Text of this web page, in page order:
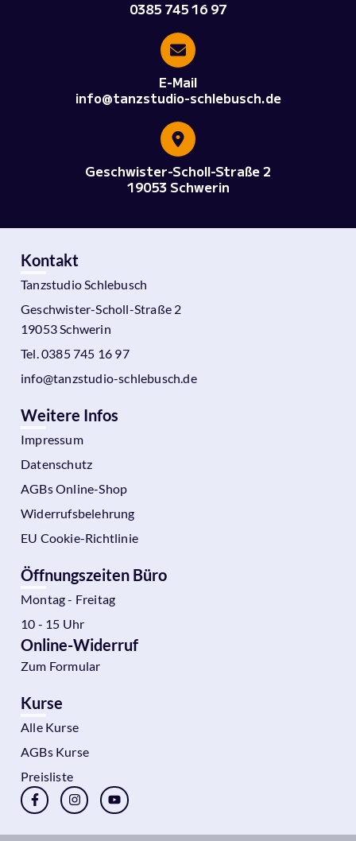
0385 745 16 97
E-Mail
info@tanzstudio-schlebusch.de
Geschwister-Scholl-Straße 2
19053 Schwerin
Kontakt
Tanzstudio Schlebusch
Geschwister-Scholl-Straße 2
19053 Schwerin
Tel. 0385 745 16 97
info@tanzstudio-schlebusch.de
Weitere Infos
Impressum
Datenschutz
AGBs Online-Shop
Widerrufsbelehrung
EU Cookie-Richtlinie
Öffnungszeiten Büro
Montag - Freitag
10 - 15 Uhr
Online-Widerruf
Zum Formular
Kurse
Alle Kurse
AGBs Kurse
Preisliste